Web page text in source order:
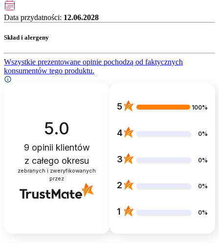
Data przydatności: 12.06.2028
Skład i alergeny
Wszystkie prezentowane opinie pochodzą od faktycznych
konsumentów tego produktu.
5.0
9 opinii klientów
z całego okresu
zebranych i zweryfikowanych
przez
5 100%
4 0%
3 0%
2 0%
1 0%